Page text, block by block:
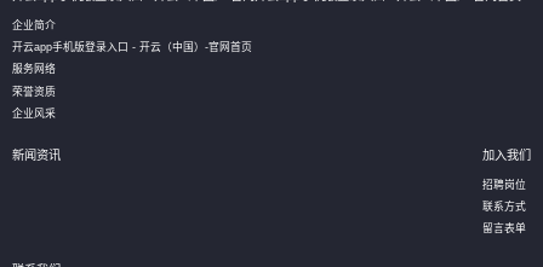
企业简介
开云app手机版登录入口 - 开云（中国）-官网首页
服务网络
荣誉资质
企业风采
新闻资讯 加入我们
招聘岗位
联系方式
留言表单